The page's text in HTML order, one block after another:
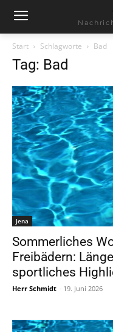
Start Schlagworte Bad
Tag: Bad
Jena
Sommerliches
Freibädern:
sportliches
Herr Schmidt - 19. Juni 2026